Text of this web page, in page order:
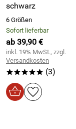
schwarz
6 Größen
Sofort lieferbar
ab 39,90 €
inkl. 19% MwSt., zzgl.
Versandkosten
***** (3)